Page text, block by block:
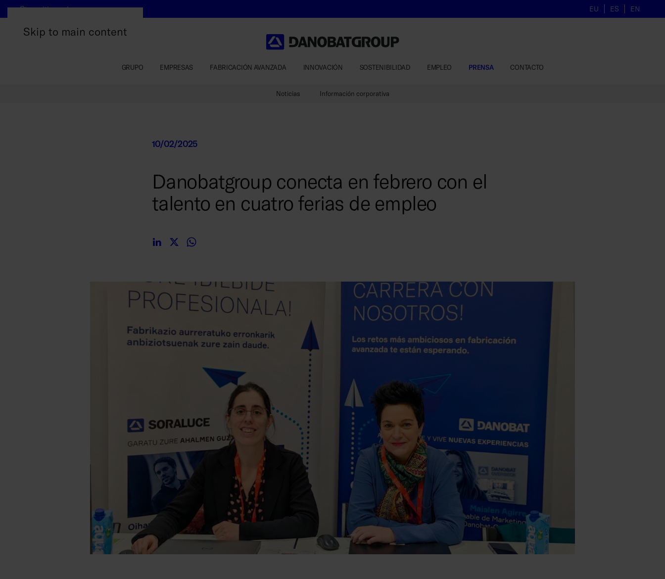
Skip to main content
Otros sitios web EU ES EN
GRUPO EMPRESAS FABRICACIÓN AVANZADA INNOVACIÓN SOSTENIBILIDAD EMPLEO PRENSA CONTACTO
Noticias Información corporativa
10/02/2025
Danobatgroup conecta en febrero con el
talento en cuatro ferias de empleo